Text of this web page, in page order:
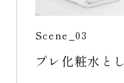
Scene_03
プレ化粧水と